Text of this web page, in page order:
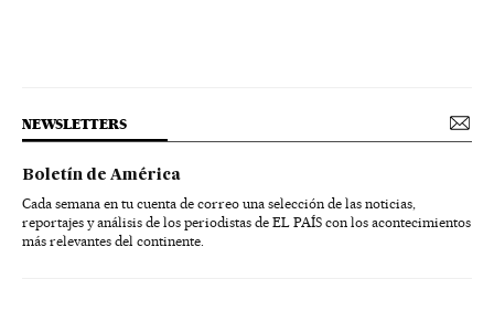
NEWSLETTERS
Boletín de América
Cada semana en tu cuenta de correo una selección de las noticias,
reportajes y análisis de los periodistas de EL PAÍS con los acontecimientos
más relevantes del continente.